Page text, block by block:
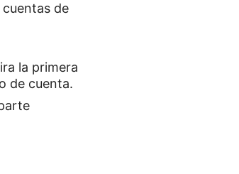
de
la primera
de cuenta.